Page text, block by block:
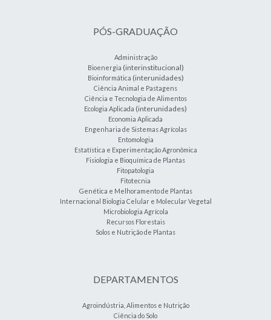
PÓS-GRADUAÇÃO
Administração
Bioenergia (interinstitucional)
Bioinformática (interunidades)
Ciência Animal e Pastagens
Ciência e Tecnologia de Alimentos
Ecologia Aplicada (interunidades)
Economia Aplicada
Engenharia de Sistemas Agrícolas
Entomologia
Estatística e Experimentação Agronômica
Fisiologia e Bioquímica de Plantas
Fitopatologia
Fitotecnia
Genética e Melhoramento de Plantas
Internacional Biologia Celular e Molecular Vegetal
Microbiologia Agrícola
Recursos Florestais
Solos e Nutrição de Plantas
DEPARTAMENTOS
Agroindústria, Alimentos e Nutrição
Ciência do Solo